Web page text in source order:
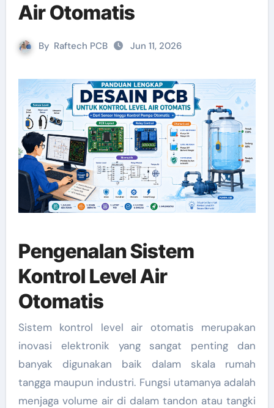
Air Otomatis
By Raftech PCB Jun 11, 2026
Pengenalan Sistem
Kontrol Level Air
Otomatis
Sistem kontrol level air otomatis merupakan
inovasi elektronik yang sangat penting dan
banyak digunakan baik dalam skala rumah
tangga maupun industri. Fungsi utamanya adalah
menjaga volume air di dalam tandon atau tangki